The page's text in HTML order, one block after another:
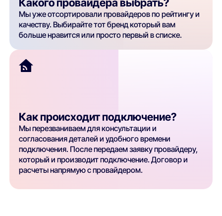
Мы уже отсортировали провайдеров по рейтингу и
качеству. Выбирайте тот бренд который вам
больше нравится или просто первый в списке.
Как происходит подключение?
Мы перезваниваем для консультации и
согласования деталей и удобного времени
подключения. После передаем заявку провайдеру,
который и производит подключение. Договор и
расчеты напрямую с провайдером.